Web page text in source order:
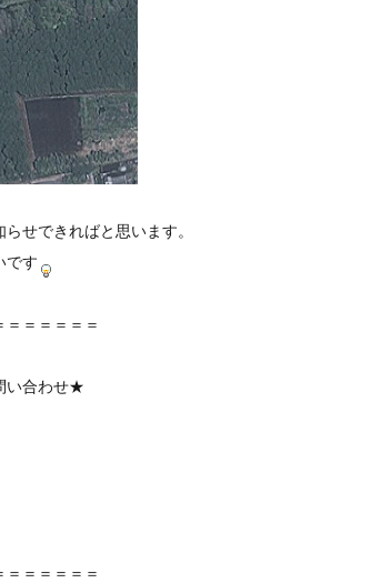
せできればと思います。
です
＝＝＝＝＝＝
い合わせ★
＝＝＝＝＝＝